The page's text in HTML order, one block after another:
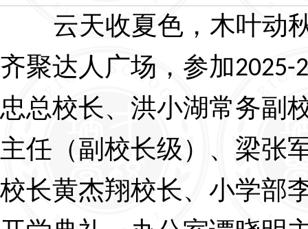
校长黄杰翔校长、小学部李雪迎
开学典礼。办公室谭晓明主任主